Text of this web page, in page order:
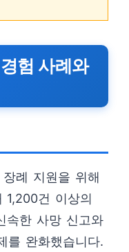
험 사례와
례 지원을 위해
1,200건 이상의
속한 사망 신고와
를 완화했습니다.